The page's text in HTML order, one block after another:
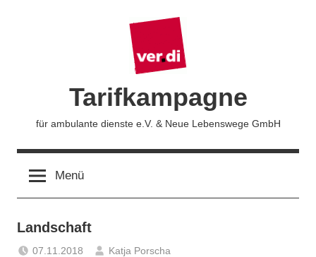
Tarifkampagne
für ambulante dienste e.V. & Neue Lebenswege GmbH
Menü
Landschaft
07.11.2018 Katja Porscha